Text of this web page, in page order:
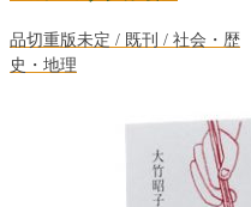
品切重版未定 / 既刊 / 社会・歴
史・地理